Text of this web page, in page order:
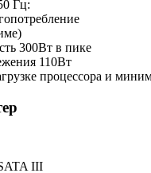
Гц:
300Вт в пике
110Вт
процессора и
III